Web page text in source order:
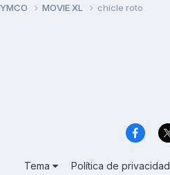
MOVIE XL chicle roto
Tema Política de privacidad